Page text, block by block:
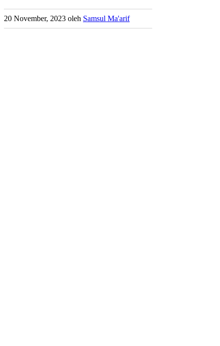
20 November, 2023 oleh Samsul Ma'arif